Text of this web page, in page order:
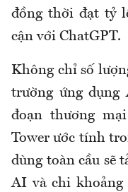
đồng thời đạt tỷ
cận với ChatGPT.
Không chỉ số
trường ứng dụng
đoạn thương
Tower ước tính
dùng toàn cầu sẽ
AI và chi khoảng